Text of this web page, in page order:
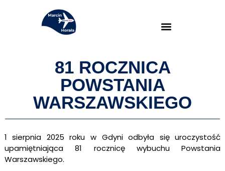
81 ROCZNICA
POWSTANIA
WARSZAWSKIEGO
1 sierpnia 2025 roku w Gdyni odbyła się uroczystość
upamiętniająca 81 rocznicę wybuchu Powstania
Warszawskiego.